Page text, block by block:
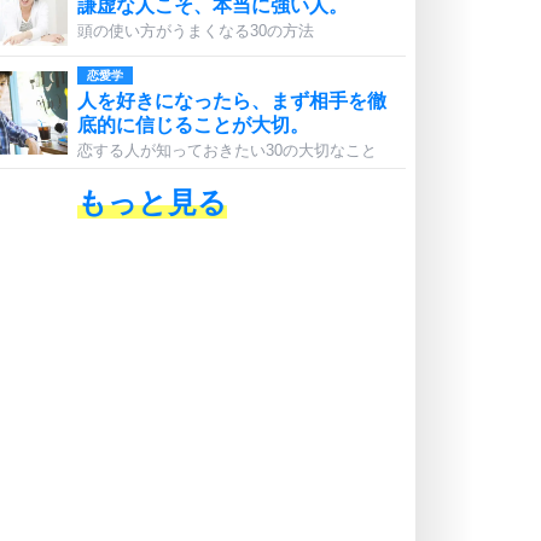
謙虚な人こそ、本当に強い人。
頭の使い方がうまくなる30の方法
恋愛学
人を好きになったら、まず相手を徹
底的に信じることが大切。
恋する人が知っておきたい30の大切なこと
もっと見る